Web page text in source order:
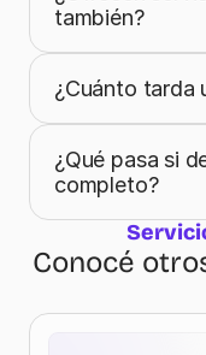
también?
¿Cuánto tarda
¿Qué pasa si
completo?
Conocé